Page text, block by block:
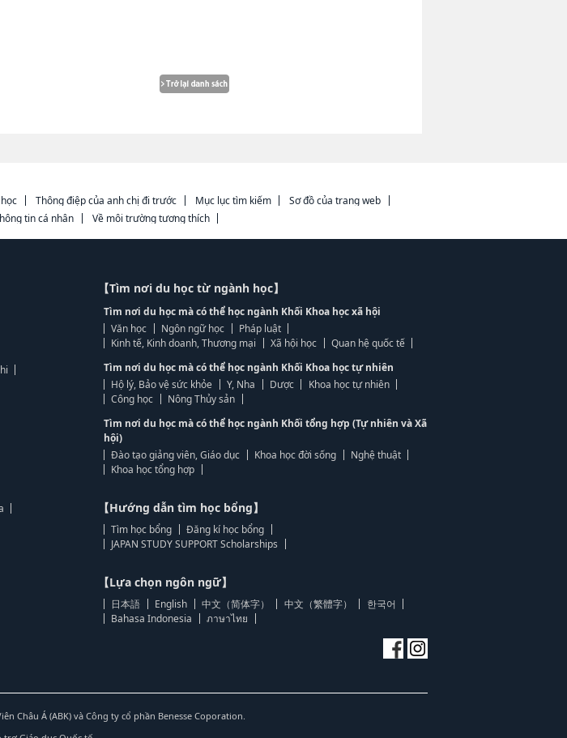
Thông điệp của anh chị đi trước Mục lục tìm kiếm
Sơ đồ của trang web
tin cá nhân Về môi trường tương thích
【Tìm nơi du học từ ngành học】
Tìm nơi du học mà có thể học ngành Khối Khoa học xã hội
Văn học
Ngôn ngữ học
Pháp luật
Kinh tế, Kinh doanh, Thương mại
Xã hội học
Quan hệ quốc tế
Tìm nơi du học mà có thể học ngành Khối Khoa học tự nhiên
Hộ lý, Bảo vệ sức khỏe
Y, Nha Dược
Khoa học tự nhiên
Công học
Nông Thủy sản
Tìm nơi du học mà có thể học ngành Khối tổng hợp (Tự nhiên và Xã
hội)
Đào tạo giảng viên, Giáo dục
Khoa học đời sống
Nghệ thuật
Khoa học tổng hợp
【Hướng dẫn tìm học bổng】
Tìm học bổng
Đăng kí học bổng
JAPAN STUDY SUPPORT Scholarships
【Lựa chọn ngôn ngữ】
日本語 English 中文（简体字） 中文（繁體字）
한국어
Bahasa Indonesia
ภาษาไทย
Châu Á (ABK) và Công ty cổ phần Benesse Coporation.